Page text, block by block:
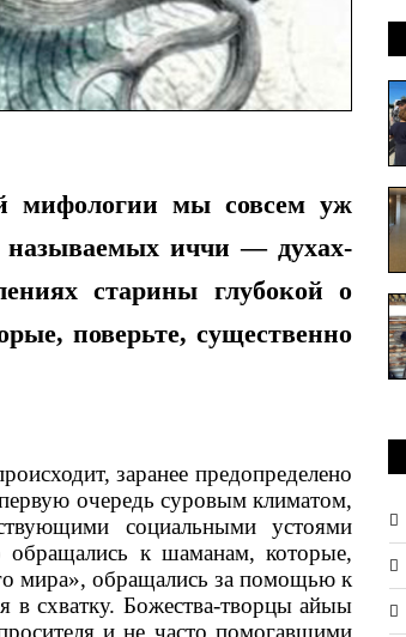
мифологии мы совсем уж
называемых иччи — духах-
старины глубокой о
поверьте, существенно
заранее предопределено
очередь суровым климатом,
социальными устоями
обращались к шаманам, которые,
мира», обращались за помощью к
в схватку. Божества-творцы айыы
и не часто помогавшими